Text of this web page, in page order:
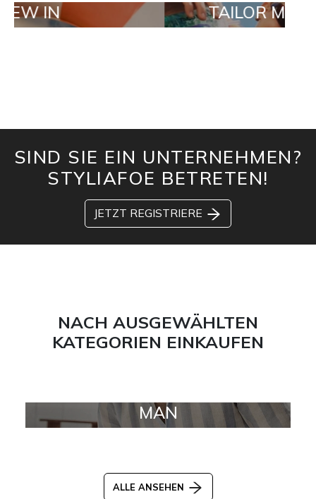
TAILOR MADE
SIND SIE EIN UNTERNEHMEN?
STYLIAFOE BETRETEN!
JETZT REGISTRIERE
NACH AUSGEWÄHLTEN
KATEGORIEN EINKAUFEN
MAN
ALLE ANSEHEN